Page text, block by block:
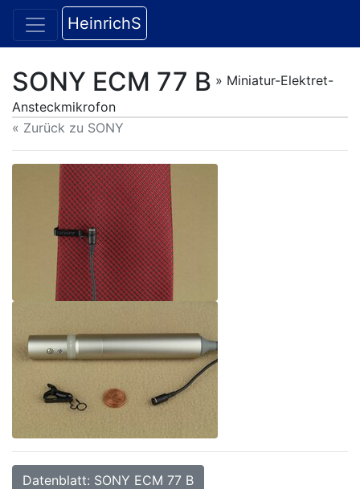
HeinrichS
SONY ECM 77 B » Miniatur-Elektret-
Ansteckmikrofon
« Zurück zu SONY
Datenblatt: SONY ECM 77 B